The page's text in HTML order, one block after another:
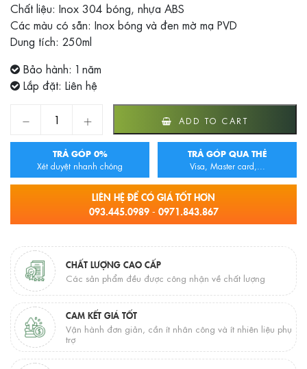
Chất liệu: Inox 304 bóng, nhựa ABS
Các màu có sẵn: Inox bóng và đen mờ mạ PVD
Dung tích: 250ml
Bảo hành: 1 năm
Lắp đặt: Liên hệ
Hộp đựng nước rửa tay, dầu gội, dầu xả Inox treo tường
ADD TO CART
TRẢ GÓP 0%
Xét duyệt nhanh chóng
TRẢ GÓP QUA THẺ
Visa, Master card,...
LIÊN HỆ ĐỂ CÓ GIÁ TỐT HƠN
093.445.0989 - 0971.843.867
CHẤT LƯỢNG CAO CẤP
Các sản phẩm đều được công nhận về chất lượng
CAM KẾT GIÁ TỐT
Vận hành đơn giản, cần ít nhân công và ít nhiên liệu phụ
trợ